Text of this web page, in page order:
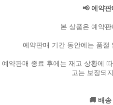
📢 예약판
본 상품은 예약판
예약판매 기간 동안에는 품절
예약판매 종료 후에는 재고 상황에
고는 보장되
🚚 배송